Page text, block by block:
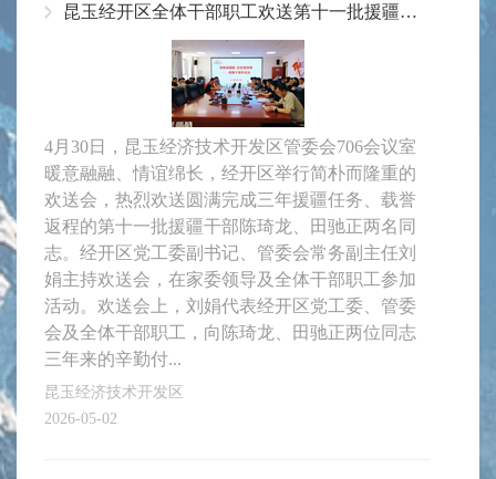
昆玉经开区全体干部职工欢送第十一批援疆干部载誉返程
4月30日，昆玉经济技术开发区管委会706会议室
暖意融融、情谊绵长，经开区举行简朴而隆重的
欢送会，热烈欢送圆满完成三年援疆任务、载誉
返程的第十一批援疆干部陈琦龙、田驰正两名同
志。经开区党工委副书记、管委会常务副主任刘
娟主持欢送会，在家委领导及全体干部职工参加
活动。欢送会上，刘娟代表经开区党工委、管委
会及全体干部职工，向陈琦龙、田驰正两位同志
三年来的辛勤付...
昆玉经济技术开发区
2026-05-02